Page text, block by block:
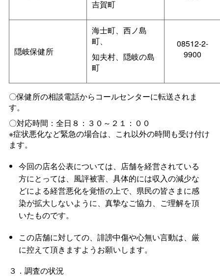
吉賀町
隠岐保健所
海士町、西ノ島
町、
知夫村、 隠岐の島
町
08512-2-
9900
〇保健所の相談電話からコールセンターに転送されま
す。
〇対応時間：全日８：３０～２１：００
※症状悪化など緊急の場合は、これ以外の時間も受け付け
ます。
今回の店名公表については、店舗を経営されている
方にとっては、風評被害、具体的には収入の減少な
どによる経営悪化を覚悟の上で、県民の皆さまに感
染が拡大しないように、真摯なご協力、ご理解を頂
いたものです。
この店舗に対しての、誹謗中傷や心無い言動は、厳
に控えて頂きますようお願いします。
３．調査の状況